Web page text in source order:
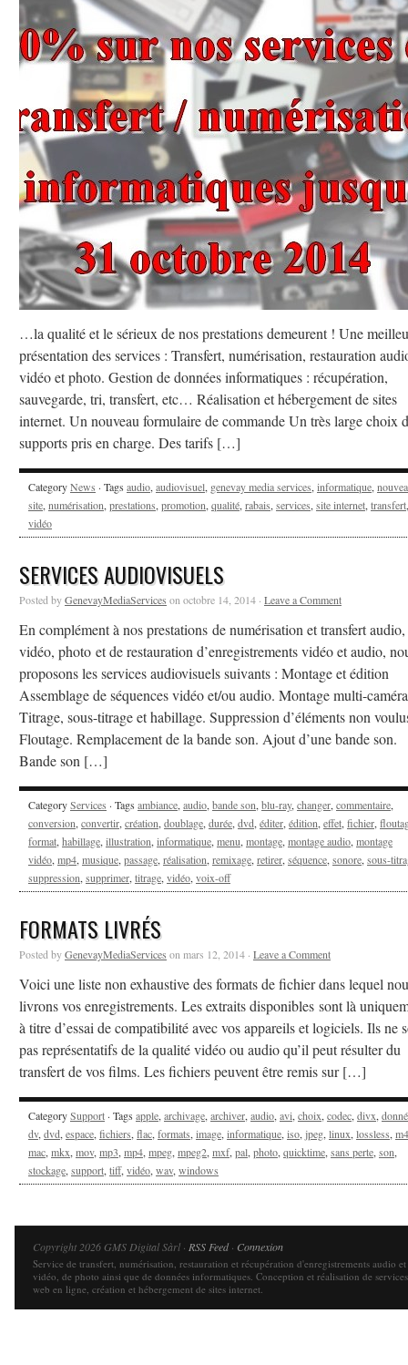
…la qualité et le sérieux de nos prestations demeurent ! Une
présentation des services : Transfert, numérisation, restauration
vidéo et photo. Gestion de données informatiques : récupération,
sauvegarde, tri, transfert, etc… Réalisation et hébergement de sites
internet. Un nouveau formulaire de commande Un très large choix
supports pris en charge. Des tarifs […]
CategoryNews · Tags audio, audiovisuel, genevay media services, informatique,
site, numérisation, prestations, promotion, qualité, rabais, services, site internet, transfert,
vidéo
SERVICES AUDIOVISUELS
Posted byGenevayMediaServices on octobre 14, 2014 · Leave a Comment
En complément à nos prestations de numérisation et transfert audio,
vidéo, photo et de restauration d’enregistrements vidéo et audio,
proposons les services audiovisuels suivants : Montage et édition
Assemblage de séquences vidéo et/ou audio. Montage multi-
Titrage, sous-titrage et habillage. Suppression d’éléments non
Floutage. Remplacement de la bande son. Ajout d’une bande son.
Bande son […]
CategoryServices · Tags ambiance, audio, bande son, blu-ray, changer, commentaire,
conversion, convertir, création, doublage, durée, dvd, éditer, édition, effet, fichier,
format, habillage, illustration, informatique, menu, montage, montage audio, montage
vidéo, mp4, musique, passage, réalisation, remixage, retirer, séquence, sonore, sous-
suppression, supprimer, titrage, vidéo, voix-off
FORMATS LIVRÉS
Posted byGenevayMediaServices on mars 12, 2014 · Leave a Comment
Voici une liste non exhaustive des formats de fichier dans lequel
livrons vos enregistrements. Les extraits disponibles sont là
à titre d’essai de compatibilité avec vos appareils et logiciels. Ils ne
pas représentatifs de la qualité vidéo ou audio qu’il peut résulter du
transfert de vos films. Les fichiers peuvent être remis sur […]
CategorySupport · Tags apple, archivage, archiver, audio, avi, choix, codec, divx,
dv, dvd, espace, fichiers, flac, formats, image, informatique, iso, jpeg, linux, lossless,
mac, mkx, mov, mp3, mp4, mpeg, mpeg2, mxf, pal, photo, quicktime, sans perte, son,
stockage, support, tiff, vidéo, wav, windows
Copyright 2026 GMS Digital Sàrl · RSS Feed· Connexion
Service de transfert, numérisation, restauration et récupération d'enregistrements audio et
vidéo, de photo ainsi que de données informatiques. Conception et réalisation de services
web en ligne, création et hébergement de sites internet.